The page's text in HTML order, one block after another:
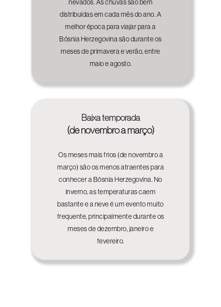
nevados. As chuvas são bem
distribuídas em cada mês do ano. A
melhor época para viajar para a
Bósnia Herzegovina são durante os
meses de primavera e verão, entre
maio e agosto.
Baixa temporada
(de novembro a março)
Os meses mais frios (de novembro a
março) são os menos atraentes para
conhecer a Bósnia Herzegovina. No
inverno, as temperaturas caem
bastante e a neve é um evento muito
frequente, principalmente durante os
meses de dezembro, janeiro e
fevereiro.